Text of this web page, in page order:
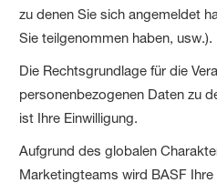
zu denen Sie sich angemeldet
Sie teilgenommen haben, usw.).
Die Rechtsgrundlage für die
personenbezogenen Daten zu
ist Ihre Einwilligung.
Aufgrund des globalen
Marketingteams wird BASF